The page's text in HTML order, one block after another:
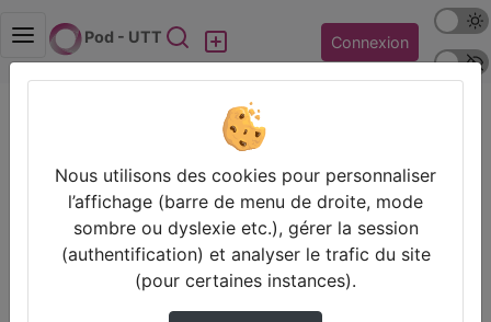
Pod - UTT Rechercher Connexion
Mode
Police
GS15_AES_Partie2.mp4
Prendre des notes
Il n’y a pas de note disponible pour vous pour cette vidéo.
Connectez-vous pour en créer une nouvelle.
Partager
Nous utilisons des cookies pour personnaliser
l’affichage (barre de menu de droite, mode
sombre ou dyslexie etc.), gérer la session
(authentification) et analyser le trafic du site
(pour certaines instances).